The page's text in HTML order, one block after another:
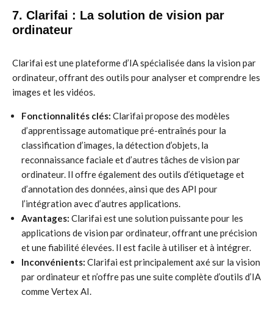
7. Clarifai : La solution de vision par
ordinateur
Clarifai est une plateforme d’IA spécialisée dans la vision par
ordinateur, offrant des outils pour analyser et comprendre les
images et les vidéos.
Fonctionnalités clés: Clarifai propose des modèles
d’apprentissage automatique pré-entraînés pour la
classification d’images, la détection d’objets, la
reconnaissance faciale et d’autres tâches de vision par
ordinateur. Il offre également des outils d’étiquetage et
d’annotation des données, ainsi que des API pour
l’intégration avec d’autres applications.
Avantages: Clarifai est une solution puissante pour les
applications de vision par ordinateur, offrant une précision
et une fiabilité élevées. Il est facile à utiliser et à intégrer.
Inconvénients: Clarifai est principalement axé sur la vision
par ordinateur et n’offre pas une suite complète d’outils d’IA
comme Vertex AI.